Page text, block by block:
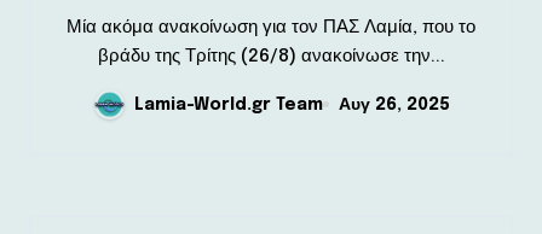
Μία ακόμα ανακοίνωση για τον ΠΑΣ Λαμία, που το
βράδυ της Τρίτης (26/8) ανακοίνωσε την...
Lamia-World.gr Team Αυγ 26, 2025